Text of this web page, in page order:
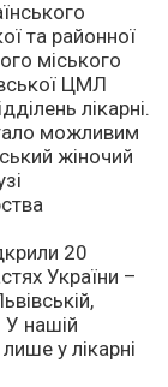
та районної
міського
ЦМЛ
лікарні.
можливим
жіночий
20
України –
У нашій
у лікарні